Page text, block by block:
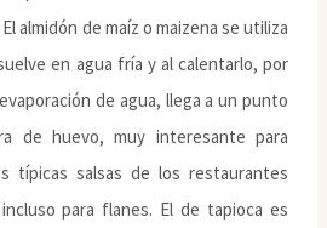
almidón de maíz o maizena se utiliza
en agua fría y al calentarlo, por
de agua, llega a un punto
de huevo, muy interesante para
típicas salsas de los restaurantes
para flanes. El de tapioca es